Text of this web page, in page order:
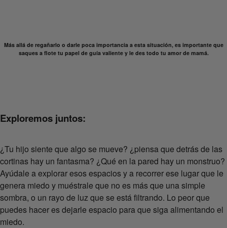
Más allá de regañarlo o darle poca importancia a esta situación, es importante que
saques a flote tu papel de guía valiente y le des todo tu amor de mamá.
Exploremos juntos:
¿Tu hijo siente que algo se mueve? ¿piensa que detrás de las
cortinas hay un fantasma? ¿Qué en la pared hay un monstruo?
Ayúdale a explorar esos espacios y a recorrer ese lugar que le
genera miedo y muéstrale que no es más que una simple
sombra, o un rayo de luz que se está filtrando. Lo peor que
puedes hacer es dejarle espacio para que siga alimentando el
miedo.